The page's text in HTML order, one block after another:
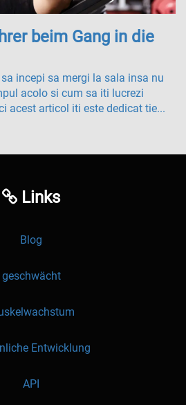
beim Gang in die
incepi sa mergi la sala insa nu
acolo si cum sa iti lucrezi
acest articol iti este dedicat tie...
Links
Blog
geschwächt
Entwicklung
API